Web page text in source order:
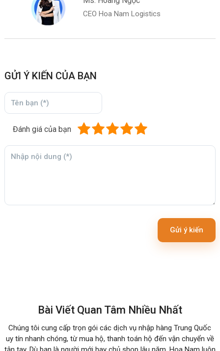
CEO Hoa Nam Logistics
GỬI Ý KIẾN CỦA BẠN
Đánh giá của bạn
Gửi ý kiến
Bài Viết Quan Tâm Nhiều Nhất
Chúng tôi cung cấp trọn gói các dịch vụ nhập hàng Trung Quốc
uy tín nhanh chóng, từ mua hộ, thanh toán hộ đến vận chuyển về